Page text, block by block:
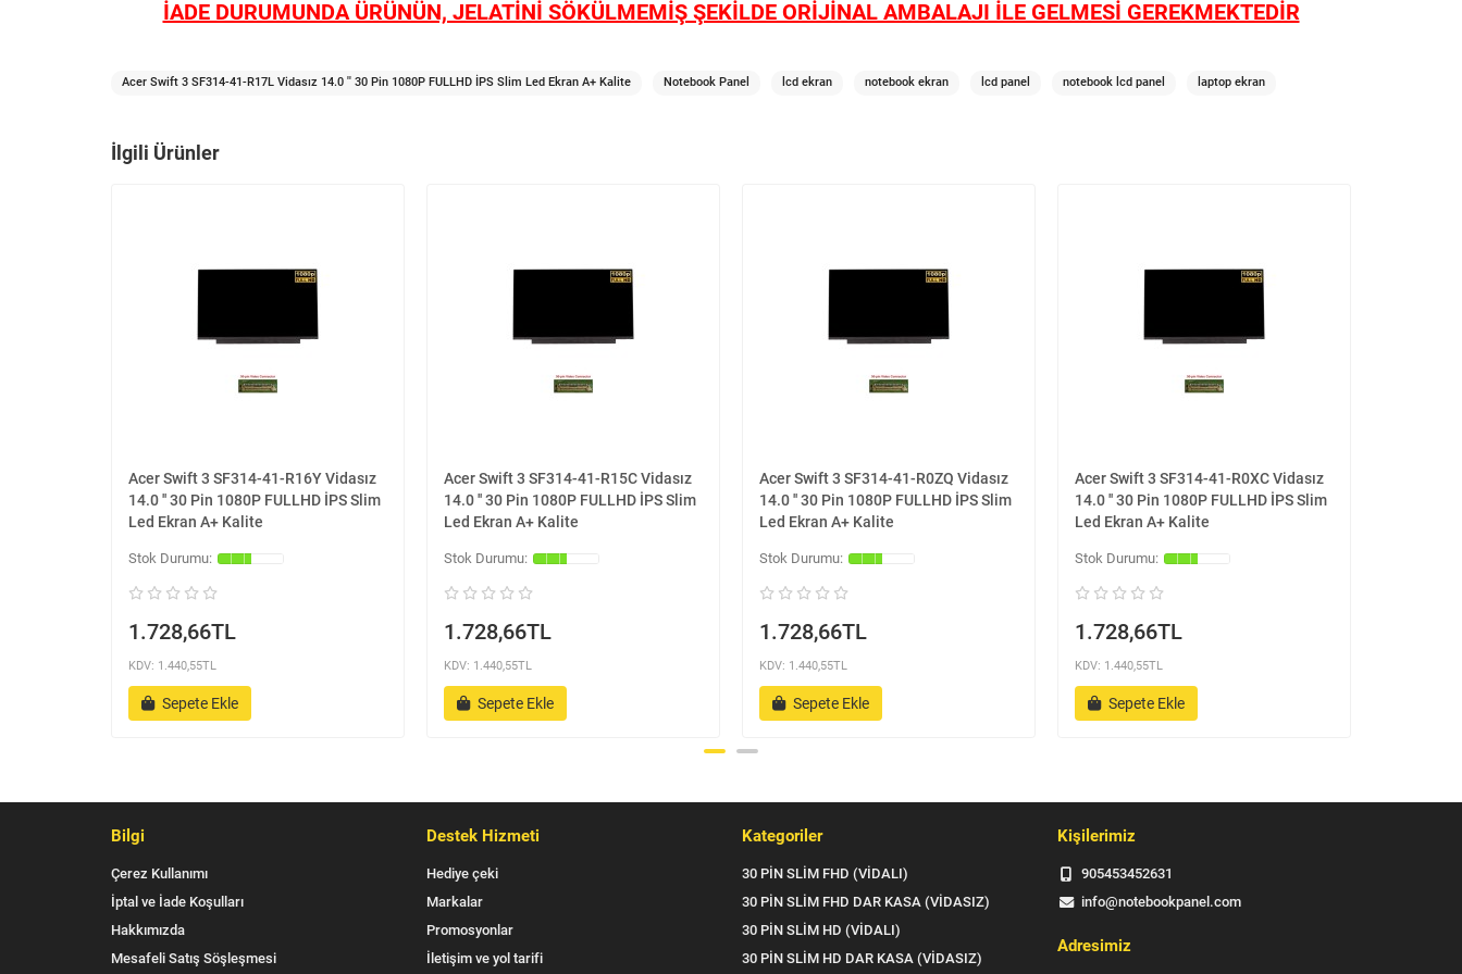
İADE DURUMUNDA ÜRÜNÜN, JELATİNİ SÖKÜLMEMİŞ ŞEKİLDE ORİJİNAL AMBALAJI İLE GELMESİ GEREKMEKTEDİR
Acer Swift 3 SF314-41-R17L Vidasız 14.0 '' 30 Pin 1080P FULLHD İPS Slim Led Ekran A+ Kalite Notebook Panel lcd ekran notebook ekran lcd panel notebook lcd panel laptop ekran
İlgili Ürünler
Acer Swift 3 SF314-41-R16Y Vidasız
14.0 '' 30 Pin 1080P FULLHD İPS Slim
Led Ekran A+ Kalite
1.728,66TL
KDV: 1.440,55TL
Sepete Ekle
Acer Swift 3 SF314-41-R15C Vidasız
14.0 '' 30 Pin 1080P FULLHD İPS Slim
Led Ekran A+ Kalite
1.728,66TL
KDV: 1.440,55TL
Sepete Ekle
Acer Swift 3 SF314-41-R0ZQ Vidasız
14.0 '' 30 Pin 1080P FULLHD İPS Slim
Led Ekran A+ Kalite
1.728,66TL
KDV: 1.440,55TL
Sepete Ekle
Acer Swift 3 SF314-41-R0XC Vidasız
14.0 '' 30 Pin 1080P FULLHD İPS Slim
Led Ekran A+ Kalite
1.728,66TL
KDV: 1.440,55TL
Sepete Ekle
Bilgi
Çerez Kullanımı
İptal ve İade Koşulları
Hakkımızda
Mesafeli Satış Söşleşmesi
Destek Hizmeti
Hediye çeki
Markalar
Promosyonlar
İletişim ve yol tarifi
Kategoriler
30 PİN SLİM FHD (VİDALI)
30 PİN SLİM FHD DAR KASA (VİDASIZ)
30 PİN SLİM HD (VİDALI)
30 PİN SLİM HD DAR KASA (VİDASIZ)
Kişilerimiz
905453452631
info@notebookpanel.com
Adresimiz